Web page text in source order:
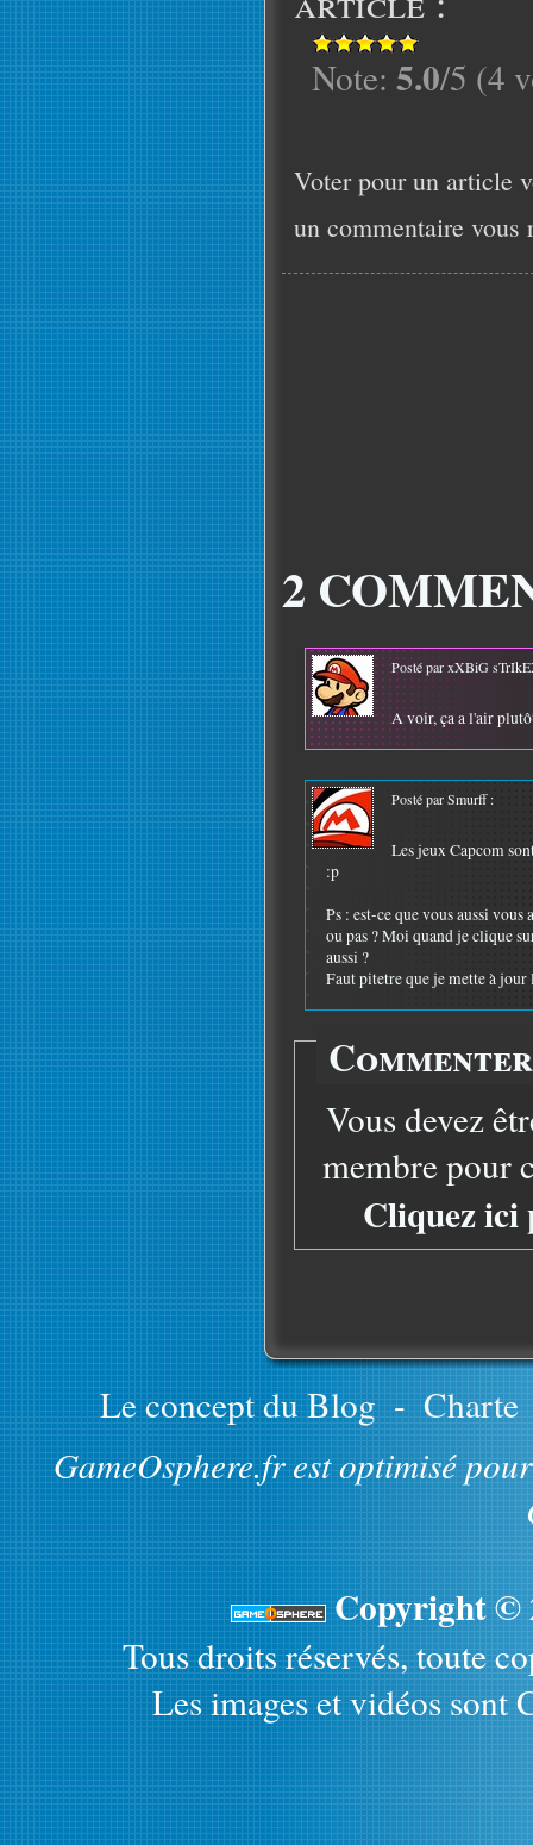
Note: 5.0/5 (4
Voter pour un article
un commentaire vous
2
Posté par xXBiG
A voir, ça a l'air
Posté par Smurff :
Les jeux Capcom
:p
Ps : est-ce que vous aussi
ou pas ? Moi quand je clique
aussi ?
Faut pitetre que je mette à jour
Vous devez
membre pour
Cliquez ici
Le concept du Blog - Charte
GameOsphere.fr est optimisé
Copyright ©
Tous droits réservés, toute
Les images et vidéos